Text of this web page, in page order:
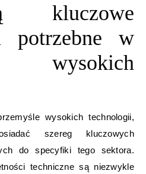
kluczowe
potrzebne w
wysokich
wysokich technologii,
szereg kluczowych
do specyfiki tego sektora.
techniczne są niezwykle